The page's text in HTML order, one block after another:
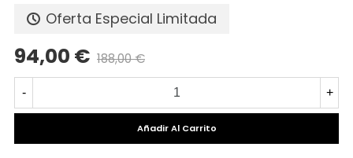
Oferta Especial Limitada
94,00 € 188,00 €
- +
Añadir Al Carrito